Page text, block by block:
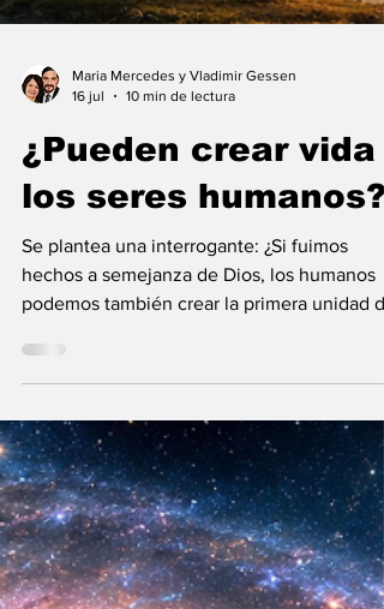
Maria Mercedes y Vladimir Gessen
10 min de lectura
¿Pueden crear vida
los seres humanos?
hechos a semejanza de Dios, los humanos
podemos también crear la primera unidad
la existencia?... “SpudCell”, una célula
sintética desarrollada en laboratorio abre
nueva era científica que desafía nuestras
ideas sobre la creación... ¿Podemos crear
biológica? Durante siglos creímos que la
mayor aspiración de la inteligencia humana
consistía en comprender la vida. Hoy